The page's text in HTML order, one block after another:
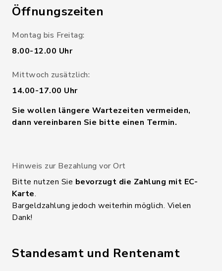
Öffnungszeiten
Montag bis Freitag:
8.00-12.00 Uhr
Mittwoch zusätzlich:
14.00-17.00 Uhr
Sie wollen längere Wartezeiten vermeiden,
dann vereinbaren Sie bitte einen Termin.
Hinweis zur Bezahlung vor Ort
Bitte nutzen Sie bevorzugt die Zahlung mit EC-
Karte.
Bargeldzahlung jedoch weiterhin möglich. Vielen
Dank!
Standesamt und Rentenamt